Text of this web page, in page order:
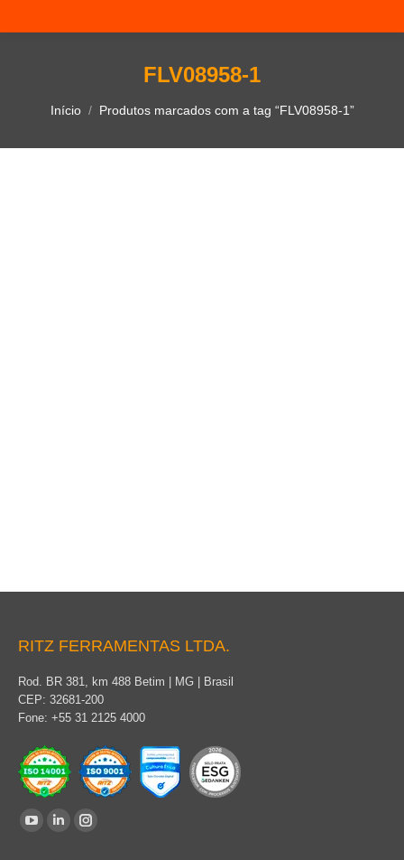
FLV08958-1
Você está aqui:
Início Produtos marcados com a tag “FLV08958-1”
RITZ FERRAMENTAS LTDA.
Rod. BR 381, km 488 Betim | MG | Brasil
CEP: 32681-200
Fone: +55 31 2125 4000
Encontre-nos em:
LinkedinInstagram